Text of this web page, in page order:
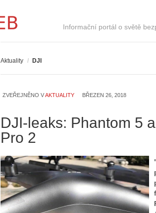
Informační portál o světě
Aktuality / DJI
ZVEŘEJNĚNO VAKTUALITY BŘEZEN 26, 2018
DJI-leaks: Phantom 5
Pro 2